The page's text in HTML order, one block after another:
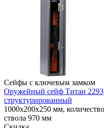
Сейфы с ключевым замком
Оружейный сейф Титан
структурированный
1000x200x250 мм,
ствола 970 мм